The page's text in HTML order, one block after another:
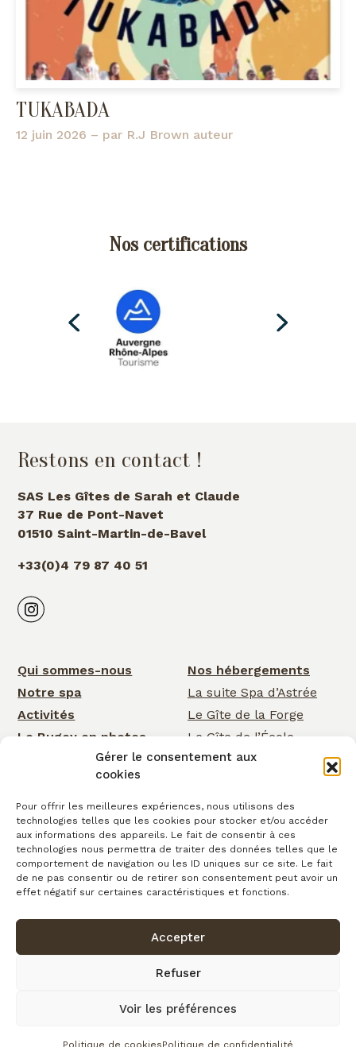
Gérer le consentement aux
cookies
Pour offrir les meilleures expériences, nous utilisons des
technologies telles que les cookies pour stocker et/ou accéder
aux informations des appareils. Le fait de consentir à ces
technologies nous permettra de traiter des données telles que le
comportement de navigation ou les ID uniques sur ce site. Le fait
de ne pas consentir ou de retirer son consentement peut avoir un
effet négatif sur certaines caractéristiques et fonctions.
Accepter
Refuser
Voir les préférences
Politique de cookiesPolitique de confidentialité
TUKABADA
12 juin 2026 – par R.J Brown auteur
Nos certifications
Restons en contact !
SAS Les Gîtes de Sarah et Claude
37 Rue de Pont-Navet
01510 Saint-Martin-de-Bavel
+33(0)4 79 87 40 51
Qui sommes-nous
Notre spa
Activités
Le Bugey en photos
Nos services
Événementiel
Actualités
Cartes cadeaux
Contact
Nos hébergements
La suite Spa d’Astrée
Le Gîte de la Forge
Le Gîte de l’École
Le Gîte de la Cascade
La Chambre de la
Cascade
La Chambre d’Astrée
Le Gîte de
Clairefontaine
Conditions générales de vente
Plan du site
fait avec par l’Agence IDCOM